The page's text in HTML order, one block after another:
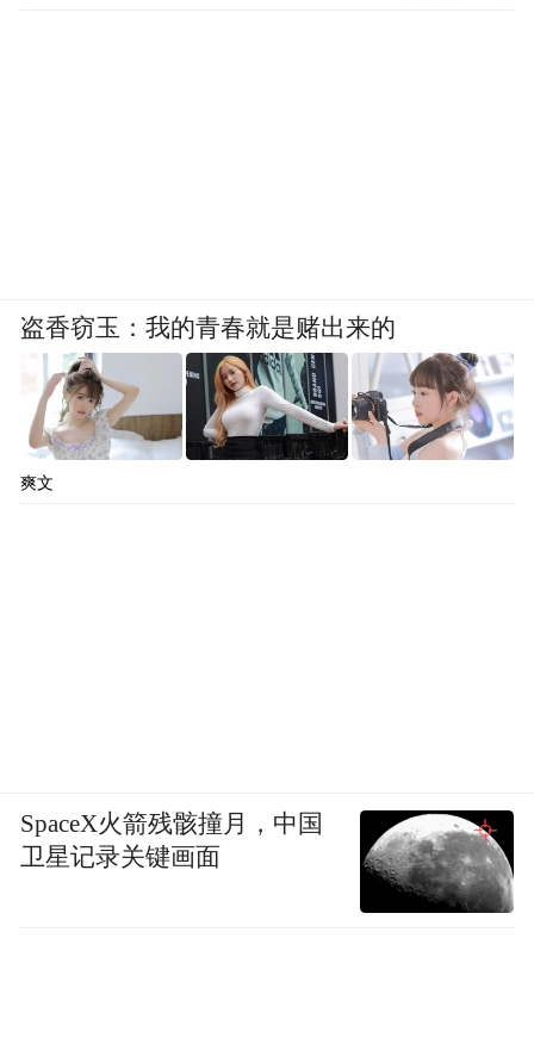
盗香窃玉：我的青春就是赌出来的
爽文
SpaceX火箭残骸撞月，中国
卫星记录关键画面